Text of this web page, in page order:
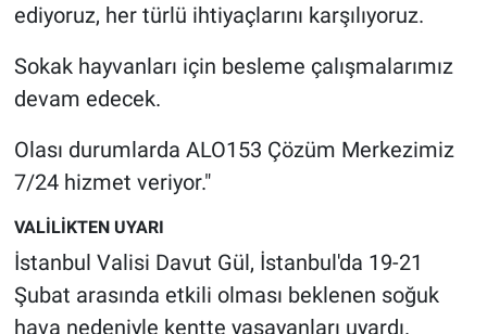
ediyoruz, her türlü ihtiyaçlarını karşılıyoruz.
Sokak hayvanları için besleme çalışmalarımız
devam edecek.
Olası durumlarda ALO153 Çözüm Merkezimiz
7/24 hizmet veriyor."
VALİLİKTEN UYARI
İstanbul Valisi Davut Gül, İstanbul'da 19-21
Şubat arasında etkili olması beklenen soğuk
hava nedeniyle kentte yaşayanları uyardı.